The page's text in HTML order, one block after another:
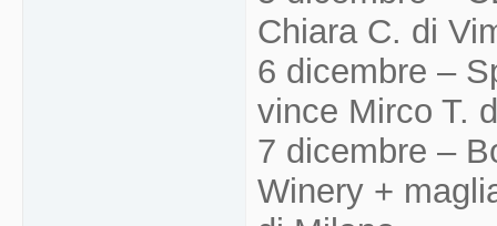
Chiara C. di
6 dicembre –
vince Mirco T.
7 dicembre –
Winery +